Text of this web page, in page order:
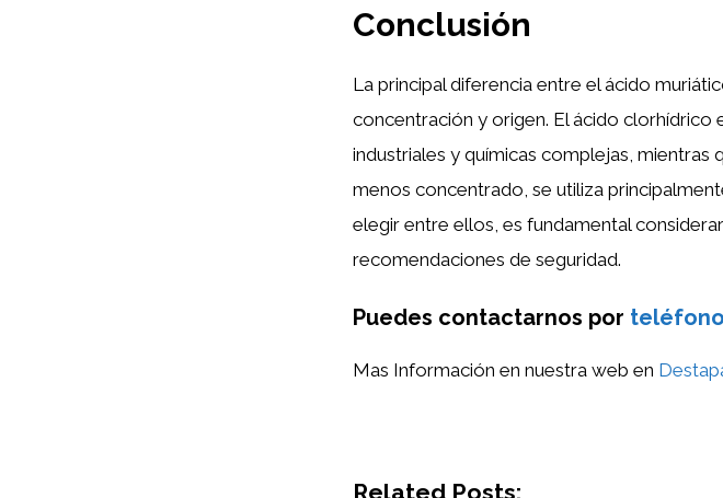
Conclusión
La principal diferencia entre el ácido
concentración y origen. El ácido clorhídrico
industriales y químicas complejas,
menos concentrado, se utiliza
elegir entre ellos, es fundamental
recomendaciones de seguridad.
Puedes contactarnos por teléfono
Mas Información en nuestra web en
Related Posts: